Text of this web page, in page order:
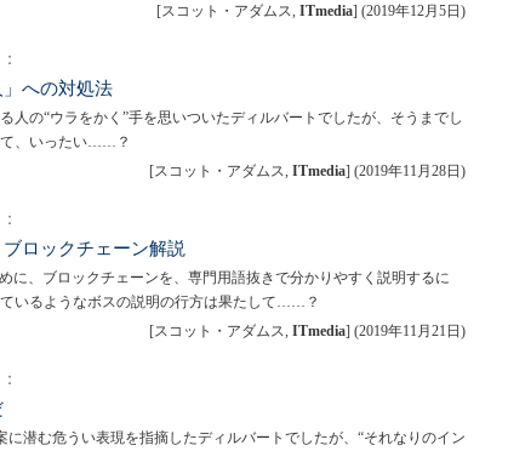
[スコット・アダムス, ITmedia] (2019年12月5日 )
への対処法
人の“ウラをかく”手を思いついたディルバートでしたが、そうまでし
て、いったい……？
[スコット・アダムス, ITmedia] (2019年11月28日 )
ロックチェーン解説
に、ブロックチェーンを、専門用語抜きで分かりやすく説明するに
いるようなボスの説明の行方は果たして……？
[スコット・アダムス, ITmedia] (2019年11月21日 )
に潜む危うい表現を指摘したディルバートでしたが、“それなりのイン